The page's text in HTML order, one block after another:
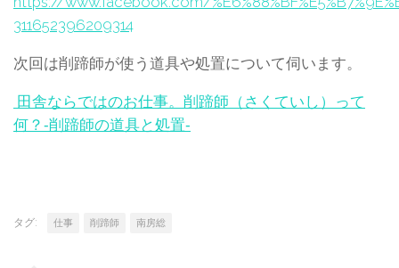
311652396209314
次回は削蹄師が使う道具や処置について伺います。
田舎ならではのお仕事。削蹄師（さくていし）って
何？‐削蹄師の道具と処置‐
タグ: 仕事 削蹄師 南房総